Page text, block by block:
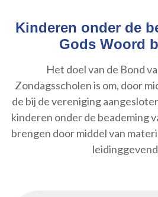
Kinderen onder de
Gods Woord
Het doel van de Bond
Zondagsscholen is om, door
de bij de vereniging
kinderen onder de beademing
brengen door middel van